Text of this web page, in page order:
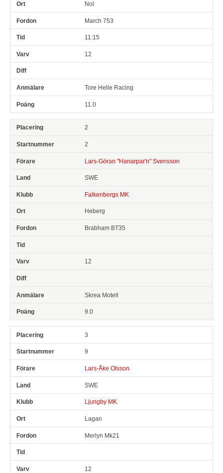
Nol
March 753
11:15
12
Tore Helle Racing
11.0
2
2
Lars-Göran "Hanarpar'n" Svensson
SWE
Falkenbergs MK
Heberg
Brabham BT35
12
Skrea Motell
9.0
3
9
Lars-Åke Olsson
SWE
Ljungby MK
Lagan
Merlyn Mk21
12